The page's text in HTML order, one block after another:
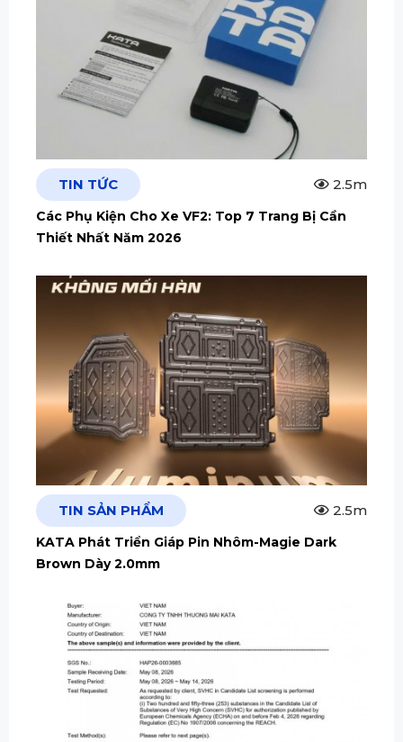
TIN TỨC 2.5m
Các Phụ Kiện Cho Xe VF2: Top 7 Trang Bị Cần
Thiết Nhất Năm 2026
TIN SẢN PHẨM 2.5m
KATA Phát Triển Giáp Pin Nhôm-Magie Dark
Brown Dày 2.0mm